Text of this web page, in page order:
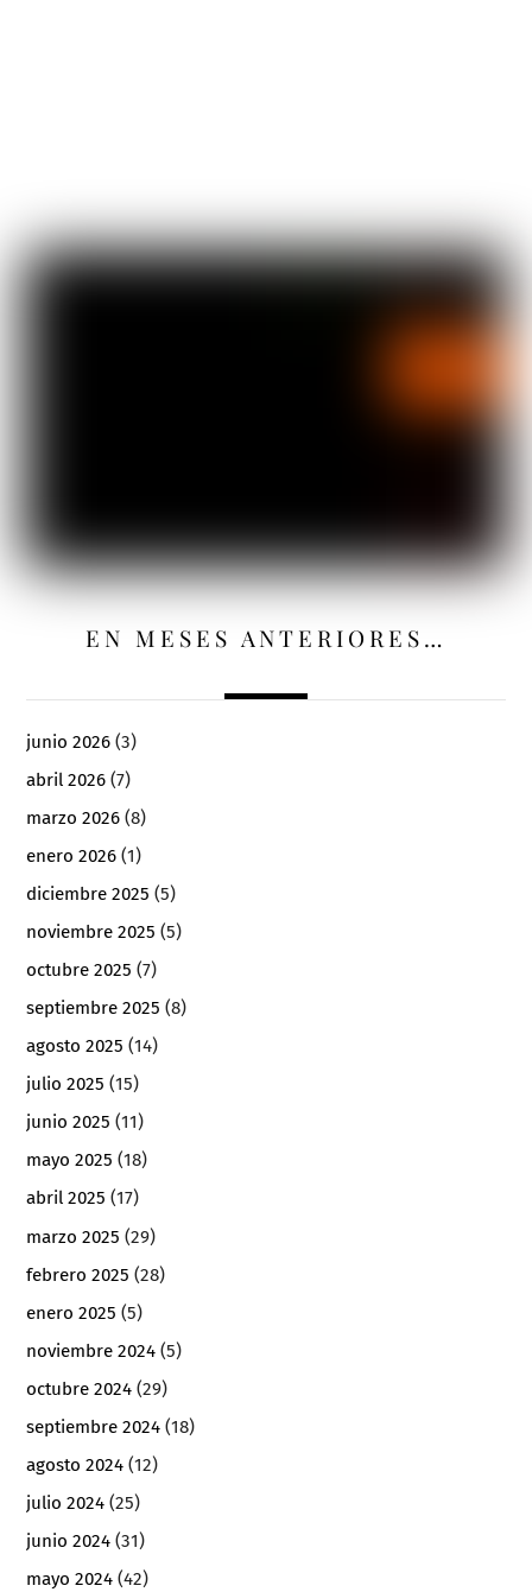
EN MESES ANTERIORES…
junio 2026 (3)
abril 2026 (7)
marzo 2026 (8)
enero 2026 (1)
diciembre 2025 (5)
noviembre 2025 (5)
octubre 2025 (7)
septiembre 2025 (8)
agosto 2025 (14)
julio 2025 (15)
junio 2025 (11)
mayo 2025 (18)
abril 2025 (17)
marzo 2025 (29)
febrero 2025 (28)
enero 2025 (5)
noviembre 2024 (5)
octubre 2024 (29)
septiembre 2024 (18)
agosto 2024 (12)
julio 2024 (25)
junio 2024 (31)
mayo 2024 (42)